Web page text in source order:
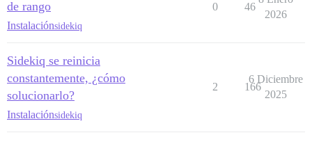
de rango
Instalaciónsidekiq
0 46
2026
Sidekiq se reinicia
constantemente, ¿cómo
solucionarlo?
Instalaciónsidekiq
2 166
6 Diciembre
2025